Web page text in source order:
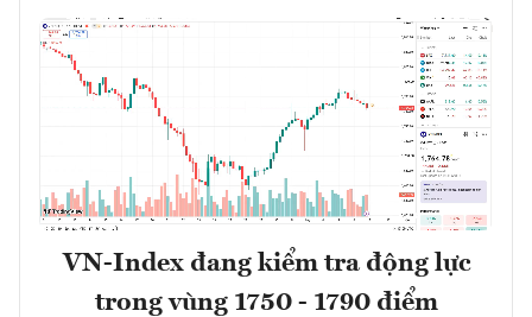
VN-Index đang kiểm tra động lực
trong vùng 1750 - 1790 điểm